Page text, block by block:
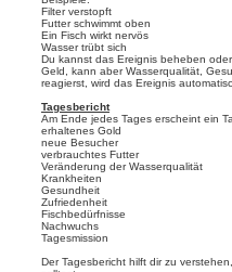
Filter verstopft
Futter schwimmt oben
Ein Fisch wirkt nervös
Wasser trübt sich
Du kannst das Ereignis beheben
Geld, kann aber Wasserqualität,
reagierst, wird das Ereignis
Tagesbericht
Am Ende jedes Tages erscheint ein
erhaltenes Gold
neue Besucher
verbrauchtes Futter
Veränderung der Wasserqualität
Krankheiten
Gesundheit
Zufriedenheit
Fischbedürfnisse
Nachwuchs
Tagesmission
Der Tagesbericht hilft dir zu